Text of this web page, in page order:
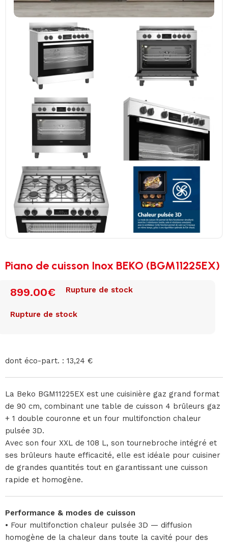
Piano de cuisson Inox BEKO (BGM11225EX)
899.00€ Rupture de stock
Rupture de stock
dont éco-part. : 13,24 €
La Beko BGM11225EX est une cuisinière gaz grand format
de 90 cm, combinant une table de cuisson 4 brûleurs gaz
+ 1 double couronne et un four multifonction chaleur
pulsée 3D.
Avec son four XXL de 108 L, son tournebroche intégré et
ses brûleurs haute efficacité, elle est idéale pour cuisiner
de grandes quantités tout en garantissant une cuisson
rapide et homogène.
Performance & modes de cuisson
• Four multifonction chaleur pulsée 3D — diffusion
homogène de la chaleur dans toute la cavité pour des